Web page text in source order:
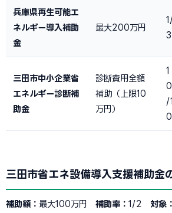
兵庫県再生可能エ
ネルギー導入補助
金
最大200万円
1/
3
三田市中小企業省
エネルギー診断補
助金
診断費用全額
補助（上限10
万円）
1
0
/1
0
三田市省エネ設備導入支援補助金
補助額： 最大100万円 補助率： 1/2 対象：